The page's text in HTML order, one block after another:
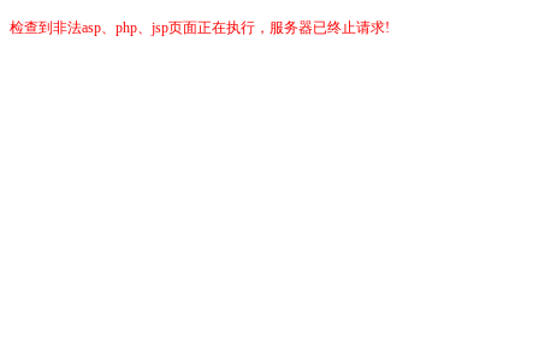
检查到非法asp、php、jsp页面正在执行，服务器已终止请求!